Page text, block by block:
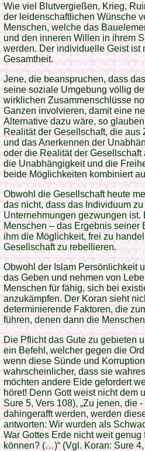
Wie viel Blutvergießen, Krieg,
der leidenschaftlichen Wünsche
Menschen, welche das
und den inneren Willen in ihrem
werden. Der individuelle Geist ist
Gesamtheit.
Jene, die beanspruchen, dass
seine soziale Umgebung völlig
wirklichen Zusammenschlüsse
Ganzen involvieren, damit eine
Alternative dazu wäre, so
Realität der Gesellschaft, die
und das Anerkennen der
oder die Realität der
die Unabhängigkeit und die
beide Möglichkeiten kombiniert
Obwohl die Gesellschaft heute
das nicht, dass das Individuum
Unternehmungen gezwungen
Menschen – das Ergebnis seiner
ihm die Möglichkeit, frei zu
Gesellschaft zu rebellieren.
Obwohl der Islam Persönlichkeit
das Geben und nehmen von
Menschen für fähig, sich bei
anzukämpfen. Der Koran sieht
determinierende Faktoren, die
führen, denen dann die
Die Pflicht das Gute zu gebieten
ein Befehl, welcher gegen die
wenn diese Sünde und
wahrscheinlicher, dass sie
möchten andere Eide gefordert
höret! Denn Gott weist nicht dem
Sure 5, Vers 108), „Zu jenen, die
dahingerafft werden, werden
antworten: Wir wurden als
War Gottes Erde nicht weit
können? (…)“ (Vgl. Koran: Sure